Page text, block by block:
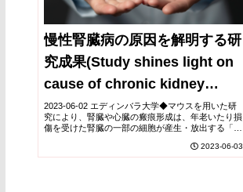
慢性腎臓病の原因を解明する研
究成果(Study shines light on
cause of chronic kidney
disease)
2023-06-02 エディンバラ大学◆マウスを用いた研
究により、腎臓や心臓の瘢痕形成は、年老いたり損
傷を受けた腎臓の一部の細胞が産生・放出する「イ
によって促進されることがわかりました。◆こ...
2023-06-03